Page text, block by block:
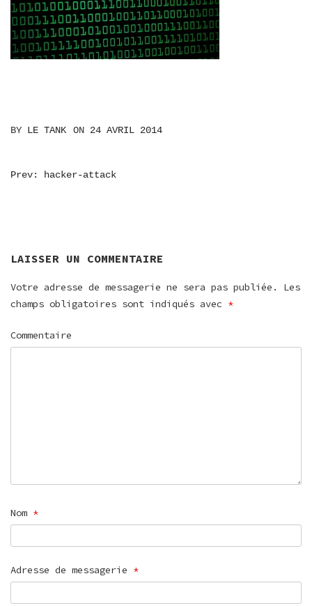
BY LE TANK ON 24 AVRIL 2014
NAVIGATION
Prev: hacker-attack
LAISSER UN COMMENTAIRE
Votre adresse de messagerie ne sera pas publiée.
Les
champs obligatoires sont indiqués avec *
Commentaire
Nom *
Adresse de messagerie *